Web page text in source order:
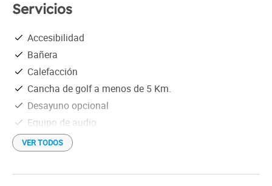
Servicios
Accesibilidad
Bañera
Calefacción
Cancha de golf a menos de 5 Km.
Desayuno opcional
Equipo de audio
Estacionamiento gratis
Parrilla individual
Vista al lago
VER TODOS